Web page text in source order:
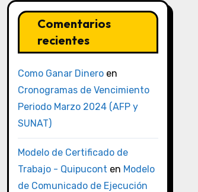
Comentarios
recientes
Como Ganar Dineroen
Cronogramas de Vencimiento
Periodo Marzo 2024 (AFP y
SUNAT)
Modelo de Certificado de
Trabajo - Quipucont en Modelo
de Comunicado de Ejecución